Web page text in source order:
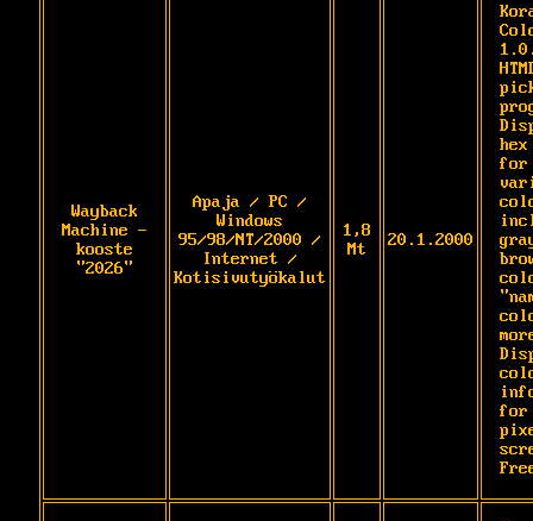
Wayback
Machine -
kooste
"2026"
Apaja / PC /
Windows
95/98/NT/2000 /
Internet /
Kotisivutyökalut
1,8
Mt
20.1.2000
for
for